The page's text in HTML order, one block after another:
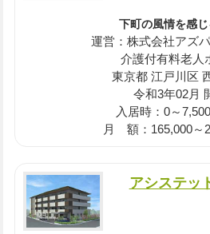
下町の風情を感
運営：株式会社アズ
介護付有料老人
東京都 江戸川区
令和3年02月
入居時：0～
月 額：165,000～
アシステッ